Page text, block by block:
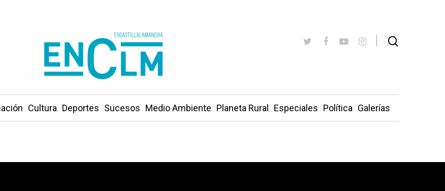
Cultura Deportes Sucesos Medio Ambiente Planeta Rural Especiales Política Galerías